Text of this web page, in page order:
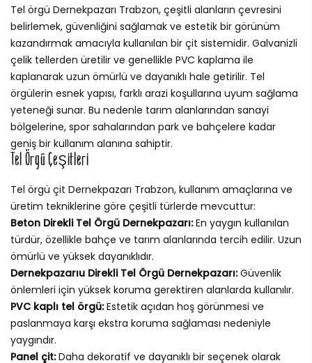
Tel örgü Dernekpazarı Trabzon, çeşitli alanların çevresini
belirlemek, güvenliğini sağlamak ve estetik bir görünüm
kazandırmak amacıyla kullanılan bir çit sistemidir. Galvanizli
çelik tellerden üretilir ve genellikle PVC kaplama ile
kaplanarak uzun ömürlü ve dayanıklı hale getirilir. Tel
örgülerin esnek yapısı, farklı arazi koşullarına uyum sağlama
yeteneği sunar. Bu nedenle tarım alanlarından sanayi
bölgelerine, spor sahalarından park ve bahçelere kadar
geniş bir kullanım alanına sahiptir.
Tel Örgü Çeşitleri
Tel örgü çit Dernekpazarı Trabzon, kullanım amaçlarına ve
üretim tekniklerine göre çeşitli türlerde mevcuttur:
Beton Direkli Tel Örgü Dernekpazarı:En yaygın kullanılan
türdür, özellikle bahçe ve tarım alanlarında tercih edilir. Uzun
ömürlü ve yüksek dayanıklıdır.
Dernekpazarıu Direkli Tel Örgü Dernekpazarı:Güvenlik
önlemleri için yüksek koruma gerektiren alanlarda kullanılır.
PVC kaplı tel örgü:Estetik açıdan hoş görünmesi ve
paslanmaya karşı ekstra koruma sağlaması nedeniyle
yaygındır.
Panel çit:Daha dekoratif ve dayanıklı bir seçenek olarak